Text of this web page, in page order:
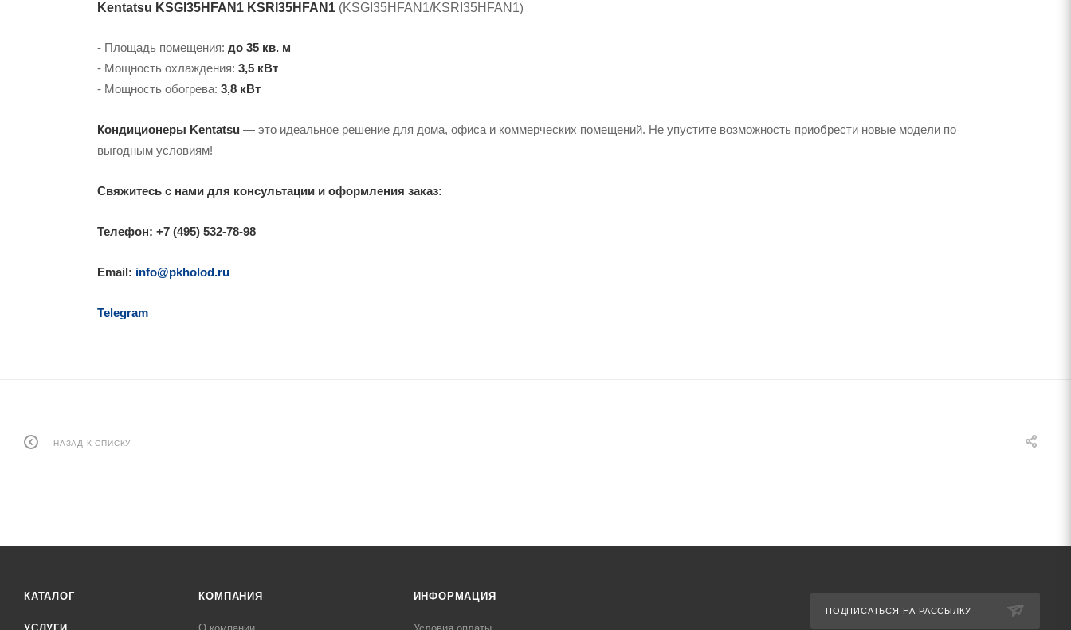
Kentatsu KSGI35HFAN1 KSRI35HFAN1 (KSGI35HFAN1/KSRI35HFAN1)
- Площадь помещения: до 35 кв. м
- Мощность охлаждения: 3,5 кВт
- Мощность обогрева: 3,8 кВт
Кондиционеры Kentatsu — это идеальное решение для дома, офиса и коммерческих помещений. Не упустите возможность приобрести новые модели по
выгодным условиям!
Свяжитесь с нами для консультации и оформления заказ:
Телефон: +7 (495) 532-78-98
Email: info@pkholod.ru
Telegram
НАЗАД К СПИСКУ
КАТАЛОГ КОМПАНИЯ ИНФОРМАЦИЯ
ПОДПИСАТЬСЯ НА РАССЫЛКУ